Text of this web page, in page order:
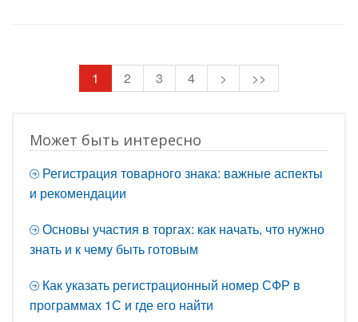
1 2 3 4 > >>
Может быть интересно
Регистрация товарного знака: важные аспекты
и рекомендации
Основы участия в торгах: как начать, что нужно
знать и к чему быть готовым
Как указать регистрационный номер СФР в
программах 1С и где его найти